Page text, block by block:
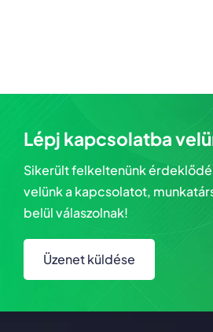
Lépj kapcsolatba
Sikerült felkeltenünk
velünk a kapcsolatot,
belül válaszolnak!
Üzenet küldése